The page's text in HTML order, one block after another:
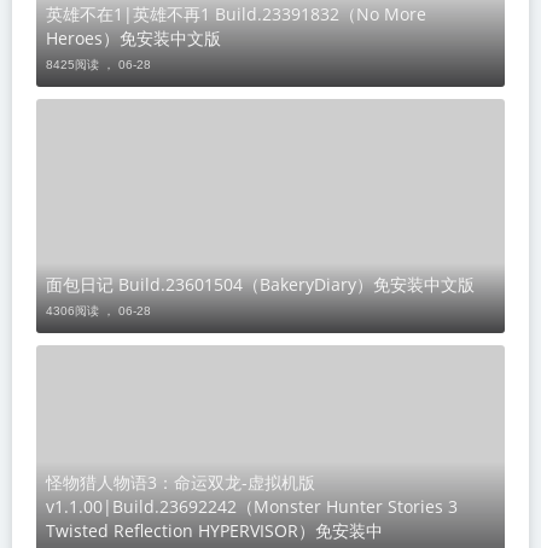
英雄不在1|英雄不再1 Build.23391832（No More
Heroes）免安装中文版
8425阅读 ， 06-28
面包日记 Build.23601504（BakeryDiary）免安装中文版
4306阅读 ， 06-28
怪物猎人物语3：命运双龙-虚拟机版
v1.1.00|Build.23692242（Monster Hunter Stories 3
Twisted Reflection HYPERVISOR）免安装中